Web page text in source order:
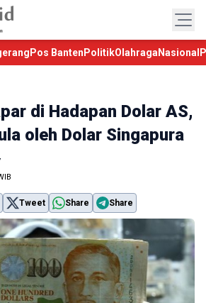
Pos Banten PolitikOlahraga Nasional
di Hadapan Dolar AS,
oleh Dolar Singapura
Tweet Share Share